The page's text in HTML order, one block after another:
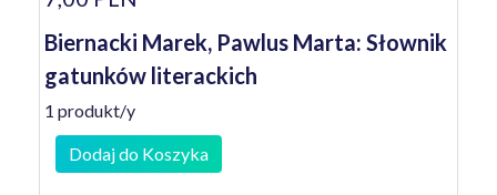
Biernacki Marek, Pawlus Marta: Słownik
gatunków literackich
1 produkt/y
Dodaj do Koszyka